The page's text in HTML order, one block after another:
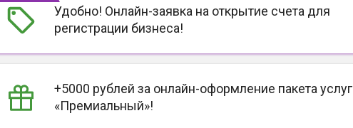
Удобно! Онлайн-заявка на открытие счета для
регистрации бизнеса!
+5000 рублей за онлайн-оформление пакета услуг
«Премиальный»!